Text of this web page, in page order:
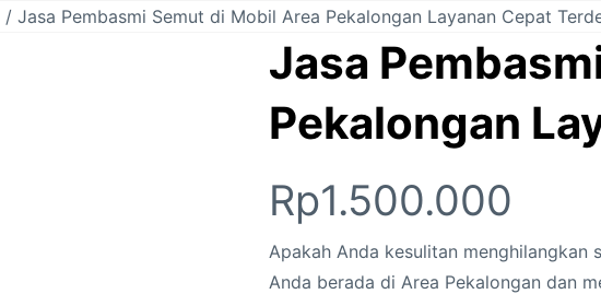
/ Jasa Pembasmi Semut di Mobil Area Pekalongan Layanan Cepat
Jasa
Pekalongan
Rp1.500.000
Apakah Anda kesulitan menghilangkan
Anda berada di Area Pekalongan dan